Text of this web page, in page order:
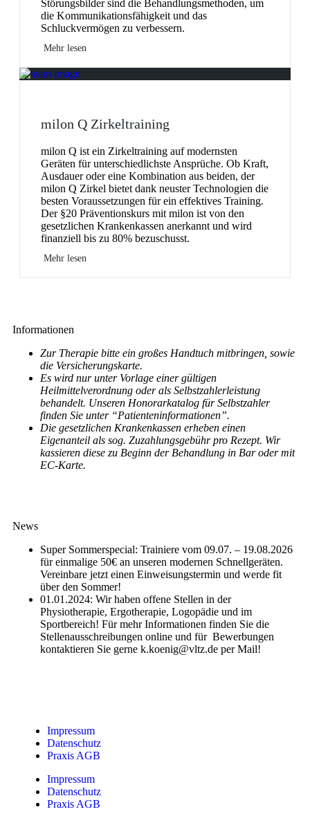
Störungsbilder sind die Behandlungsmethoden, um
die Kommunikationsfähigkeit und das
Schluckvermögen zu verbessern.
Mehr lesen
milon Q Zirkeltraining
milon Q ist ein Zirkeltraining auf modernsten
Geräten für unterschiedlichste Ansprüche. Ob Kraft,
Ausdauer oder eine Kombination aus beiden, der
milon Q Zirkel bietet dank neuster Technologien die
besten Voraussetzungen für ein effektives Training.
Der §20 Präventionskurs mit milon ist von den
gesetzlichen Krankenkassen anerkannt und wird
finanziell bis zu 80% bezuschusst.
Mehr lesen
Informationen
Zur Therapie bitte ein großes Handtuch mitbringen, sowie
die Versicherungskarte.
Es wird nur unter Vorlage einer gültigen
Heilmittelverordnung oder als Selbstzahlerleistung
behandelt. Unseren Honorarkatalog für Selbstzahler
finden Sie unter “Patienteninformationen”.
Die gesetzlichen Krankenkassen erheben einen
Eigenanteil als sog. Zuzahlungsgebühr pro Rezept. Wir
kassieren diese zu Beginn der Behandlung in Bar oder mit
EC-Karte.
News
Super Sommerspecial: Trainiere vom 09.07. – 19.08.2026
für einmalige 50€ an unseren modernen Schnellgeräten.
Vereinbare jetzt einen Einweisungstermin und werde fit
über den Sommer!
01.01.2024: Wir haben offene Stellen in der
Physiotherapie, Ergotherapie, Logopädie und im
Sportbereich! Für mehr Informationen finden Sie die
Stellenausschreibungen online und für Bewerbungen
kontaktieren Sie gerne k.koenig@vltz.de per Mail!
Impressum
Datenschutz
Praxis AGB
Impressum
Datenschutz
Praxis AGB